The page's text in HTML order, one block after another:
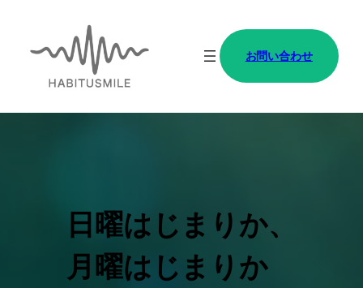
キ
お問い合わせ
日曜はじまりか、
月曜はじまりか